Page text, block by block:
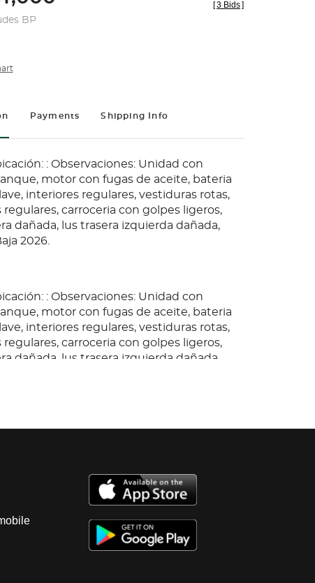
BP
[3 Bids]
Payments Shipping Info
: Observaciones: Unidad con
motor con fugas de aceite, bateria
interiores regulares, vestiduras rotas,
carroceria con golpes ligeros,
dañada, lus trasera izquierda dañada,
2026.
: Observaciones: Unidad con
motor con fugas de aceite, bateria
interiores regulares, vestiduras rotas,
carroceria con golpes ligeros,
dañada, lus trasera izquierda dañada,